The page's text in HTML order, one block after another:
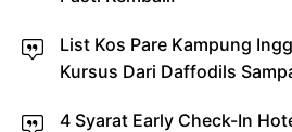
List Kos Pare Kampung
Kursus Dari Daffodils
4 Syarat Early Check-In